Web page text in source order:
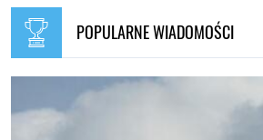
POPULARNE WIADOMOŚCI